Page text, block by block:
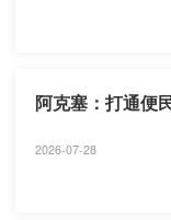
阿克塞：打通便
2026-07-28